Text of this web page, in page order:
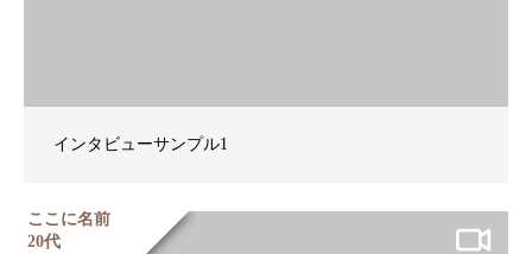
インタビューサンプル1
ここに名前
20代